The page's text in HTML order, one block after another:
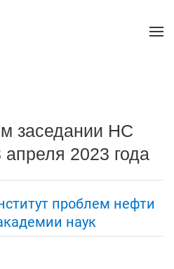
заседании НС
2023 года
проблем нефти
наук